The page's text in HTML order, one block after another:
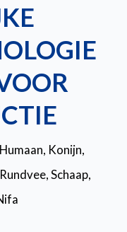
Humaan, Konijn,
Rundvee,Schaap,